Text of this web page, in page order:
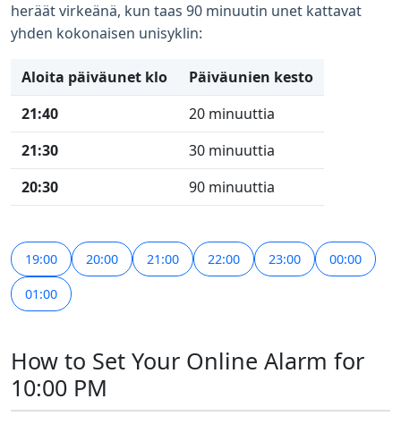
heräät virkeänä, kun taas 90 minuutin unet kattavat
yhden kokonaisen unisyklin:
Aloita päiväunet klo
Päiväunien kesto
21:40
20 minuuttia
21:30
30 minuuttia
20:30
90 minuuttia
19:00 20:00 21:00 22:00 23:00 00:00
01:00
How to Set Your Online Alarm for
10:00 PM